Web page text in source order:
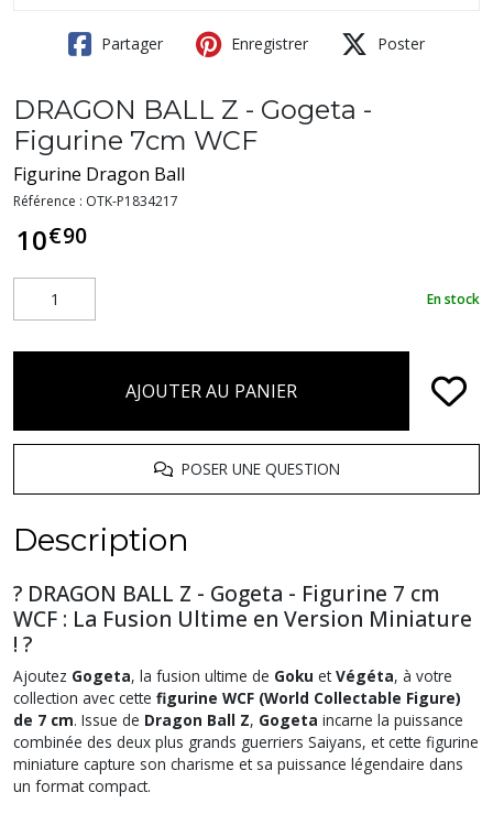
Partager Enregistrer Poster
DRAGON BALL Z - Gogeta -
Figurine 7cm WCF
Figurine Dragon Ball
Référence : OTK-P1834217
10€90
En stock
AJOUTER AU PANIER
POSER UNE QUESTION
Description
? DRAGON BALL Z - Gogeta - Figurine 7 cm
WCF : La Fusion Ultime en Version Miniature
! ?
Ajoutez Gogeta, la fusion ultime de Goku etVégéta, à votre
collection avec cette figurine WCF (World Collectable Figure)
de 7 cm. Issue de Dragon Ball Z, Gogeta incarne la puissance
combinée des deux plus grands guerriers Saiyans, et cette figurine
miniature capture son charisme et sa puissance légendaire dans
un format compact.